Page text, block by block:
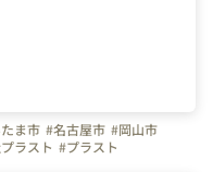
ま市 #名古屋市 #岡山市
ラスト #プラスト